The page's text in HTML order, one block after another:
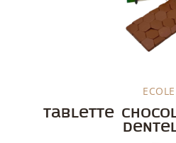
Tablette
ECOLE